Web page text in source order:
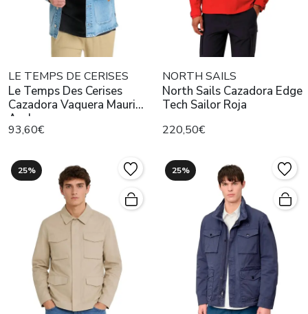
LE TEMPS DE CERISES
Le Temps Des Cerises
Cazadora Vaquera Mauri
Azul
93,60€
NORTH SAILS
North Sails Cazadora Edge
Tech Sailor Roja
220,50€
25% 25%